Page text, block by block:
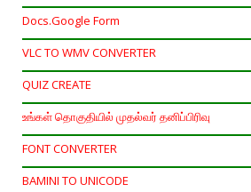
Docs.Google Form
VLC TO WMV CONVERTER
QUIZ CREATE
உங்கள் தொகுதியில் முதல்வர் தனிப்பிரிவு
FONT CONVERTER
BAMINI TO UNICODE